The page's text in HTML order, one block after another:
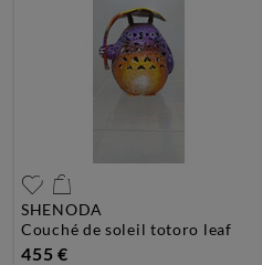
SHENODA
couché de soleil totoro leaf
455 €